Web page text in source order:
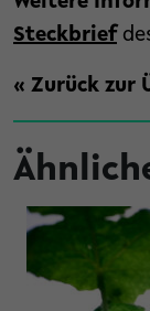
Steckbrief
« Zurück zur